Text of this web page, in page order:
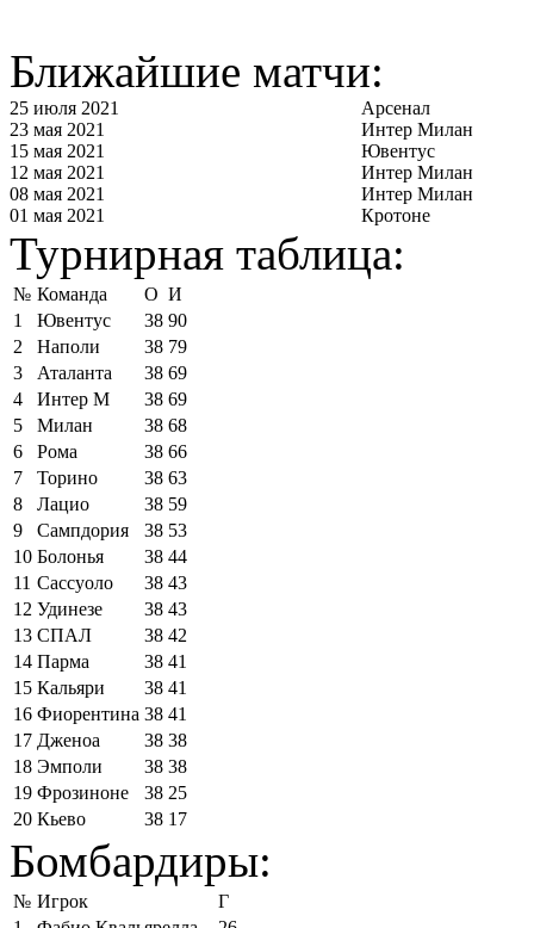
Ближайшие матчи:
25 июля 2021
Арсенал
23 мая 2021
Интер Милан
15 мая 2021
Ювентус
12 мая 2021
Интер Милан
08 мая 2021
Интер Милан
01 мая 2021
Кротоне
Турнирная таблица:
№ Команда О И
1
Ювентус 38 90
2
Наполи 38 79
3
Аталанта 38 69
4
Интер М 38 69
5
Милан 38 68
6
Рома 38 66
7
Торино 38 63
8
Лацио 38 59
9
Сампдория 38 53
10 Болонья 38 44
11 Сассуоло 38 43
12 Удинезе 38 43
13 СПАЛ 38 42
14 Парма 38 41
15 Кальяри 38 41
16 Фиорентина 38 41
17 Дженоа 38 38
18 Эмполи 38 38
19 Фрозиноне 38 25
20 Кьево 38 17
Бомбардиры:
№ Игрок
Г